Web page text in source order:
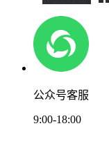
公众号客服
9:00-18:00